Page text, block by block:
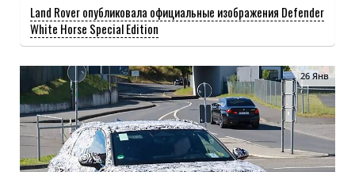
Land Rover опубликовала официальные изображения Defender
White Horse Special Edition
26 Янв